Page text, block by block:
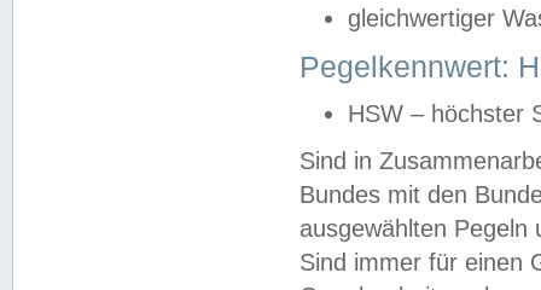
gleichwertiger
Pegelkennwert:
HSW – höchster
Sind in
Bundes mit den
ausgewählten
Sind immer für einen